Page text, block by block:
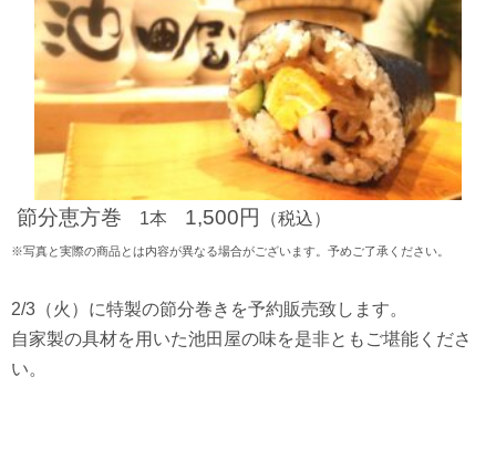
節分恵方巻 1本 1,500円 （税込）
※写真と実際の商品とは内容が異なる場合がございます。予めご了承ください。
2/3（火）に特製の節分巻きを予約販売致します。
自家製の具材を用いた池田屋の味を是非ともご堪能くださ
い。